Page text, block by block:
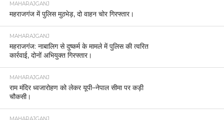
MAHARAJGANJ
महराजगंज में पुलिस मुठभेड़, दो वाहन चोर गिरफ्तार।
MAHARAJGANJ
महराजगंज: नाबालिग से दुष्कर्म के मामले में पुलिस की त्वरित
कार्रवाई, दोनों अभियुक्त गिरफ्तार।
MAHARAJGANJ
राम मंदिर ध्वजारोहण को लेकर यूपी–नेपाल सीमा पर कड़ी
चौकसी।